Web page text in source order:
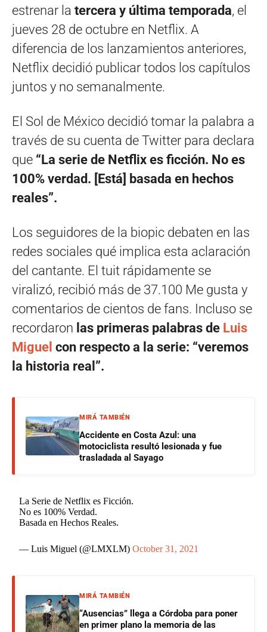
estrenar la tercera y última temporada, el
jueves 28 de octubre en Netflix. A
diferencia de los lanzamientos anteriores,
Netflix decidió publicar todos los capítulos
juntos y no semanalmente.
El Sol de México decidió tomar la palabra a
través de su cuenta de Twitter para declara
que “La serie de Netflix es ficción. No es
100% verdad. [Está] basada en hechos
reales”.
Los seguidores de la biopic debaten en las
redes sociales qué implica esta aclaración
del cantante. El tuit rápidamente se
viralizó, recibió más de 37.100 Me gusta y
comentarios de cientos de fans. Incluso se
recordaron las primeras palabras de Luis
Miguel con respecto a la serie: “veremos
la historia real”.
MIRÁ TAMBIÉN
Accidente en Costa Azul: una
motociclista resultó lesionada y fue
trasladada al Sayago
La Serie de Netflix es Ficción.
No es 100% Verdad.
Basada en Hechos Reales.
— Luis Miguel (@LMXLM)October 31, 2021
MIRÁ TAMBIÉN
“Ausencias” llega a Córdoba para poner
en primer plano la memoria de las